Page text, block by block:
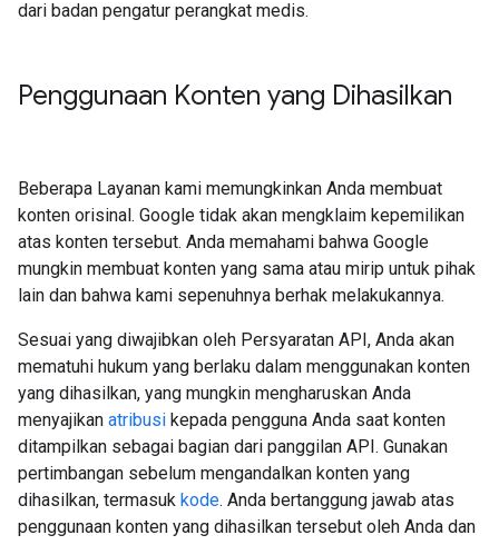
dari badan pengatur perangkat medis.
Penggunaan Konten yang Dihasilkan
Beberapa Layanan kami memungkinkan Anda membuat
konten orisinal. Google tidak akan mengklaim kepemilikan
atas konten tersebut. Anda memahami bahwa Google
mungkin membuat konten yang sama atau mirip untuk pihak
lain dan bahwa kami sepenuhnya berhak melakukannya.
Sesuai yang diwajibkan oleh Persyaratan API, Anda akan
mematuhi hukum yang berlaku dalam menggunakan konten
yang dihasilkan, yang mungkin mengharuskan Anda
menyajikan atribusi kepada pengguna Anda saat konten
ditampilkan sebagai bagian dari panggilan API. Gunakan
pertimbangan sebelum mengandalkan konten yang
dihasilkan, termasuk kode. Anda bertanggung jawab atas
penggunaan konten yang dihasilkan tersebut oleh Anda dan